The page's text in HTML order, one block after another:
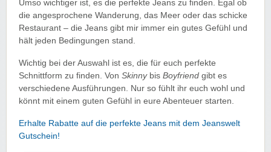
Umso wichtiger ist, es die perfekte Jeans zu finden. Egal ob
die angesprochene Wanderung, das Meer oder das schicke
Restaurant – die Jeans gibt mir immer ein gutes Gefühl und
hält jeden Bedingungen stand.
Wichtig bei der Auswahl ist es, die für euch perfekte
Schnittform zu finden. Von Skinnybis Boyfriend gibt es
verschiedene Ausführungen. Nur so fühlt ihr euch wohl und
könnt mit einem guten Gefühl in eure Abenteuer starten.
Erhalte Rabatte auf die perfekte Jeans mit dem Jeanswelt
Gutschein!